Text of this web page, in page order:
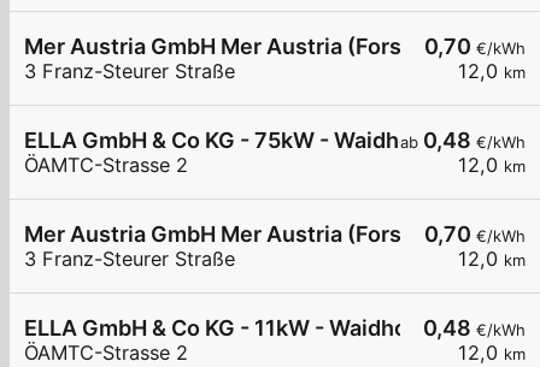
0,70 €/kWh
12,0 km
Mer Austria GmbH Mer Austria (Forstinger) -
3 Franz-Steurer Straße
ab 0,48 €/kWh
12,0 km
ELLA GmbH & Co KG - 75kW - Waidhofen/Thaya
ÖAMTC-Strasse 2
0,70 €/kWh
12,0 km
Mer Austria GmbH Mer Austria (Forstinger) -
3 Franz-Steurer Straße
0,48 €/kWh
12,0 km
ELLA GmbH & Co KG - 11kW - Waidhofen/Thaya
ÖAMTC-Strasse 2